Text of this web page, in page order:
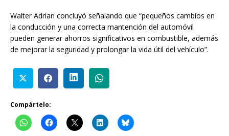
Walter Adrian concluyó señalando que “pequeños cambios en
la conducción y una correcta mantención del automóvil
pueden generar ahorros significativos en combustible, además
de mejorar la seguridad y prolongar la vida útil del vehículo”.
Compártelo: